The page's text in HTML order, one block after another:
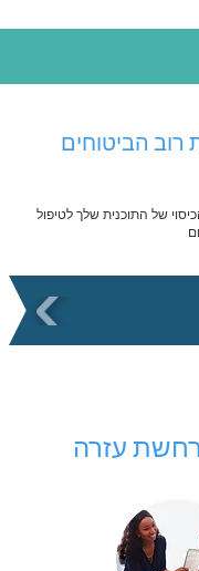
רוב הביטוחים
של התוכנית שלך לטיפול
עזרה